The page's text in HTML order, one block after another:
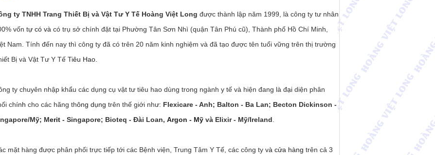
ty TNHH Trang Thiết Bị và Vật Tư Y Tế Hoàng Việt Long được thành lập năm 1999, là công ty tư nhân
vốn tự có và có trụ sở chính đặt tại Phường Tân Sơn Nhì (quận Tân Phú cũ), Thành phố Hồ Chí Minh,
Nam. Tính đến nay thì công ty đã có trên 20 năm kinh nghiệm và đã tạo được tên tuổi vững trên thị trường
Bị và Vật Tư Y Tế Tiêu Hao.
ty chuyên nhập khẩu các dụng cụ vật tư tiêu hao dùng trong ngành y tế và hiện đang là đại diện phân
chính cho các hãng thông dụng trên thế giới như: Flexicare - Anh; Balton - Ba Lan; Becton Dickinson -
Mỹ; Merit - Singapore; Bioteq - Đài Loan, Argon - Mỹ và Elixir - Mỹ/Ireland
mặt hàng được phân phối trực tiếp tới các Bệnh viện, Trung Tâm Y Tế, các công ty và cửa hàng trên cả 3